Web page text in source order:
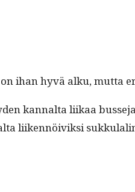
ihan hyvä alku,
kannal­ta liikaa
liiken­nöiviksi